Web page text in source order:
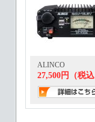
ALINCO
27,500円（税